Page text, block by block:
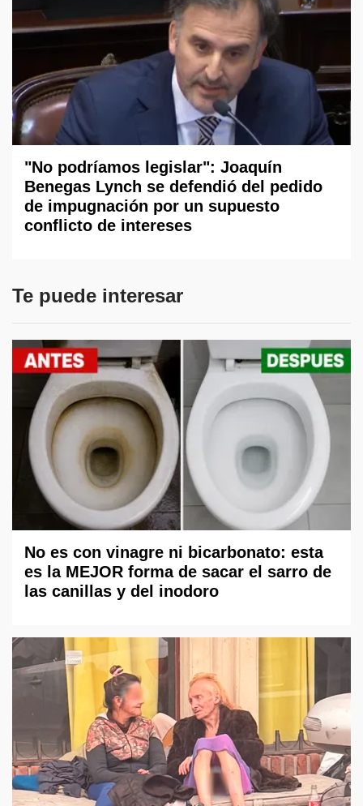
"No podríamos legislar": Joaquín
Benegas Lynch se defendió del pedido
de impugnación por un supuesto
conflicto de intereses
Te puede interesar
No es con vinagre ni bicarbonato: esta
es la MEJOR forma de sacar el sarro de
las canillas y del inodoro